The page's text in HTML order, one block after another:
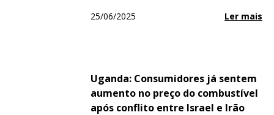
25/06/2025 Ler mais
Uganda: Consumidores já sentem
aumento no preço do combustível
após conflito entre Israel e Irão